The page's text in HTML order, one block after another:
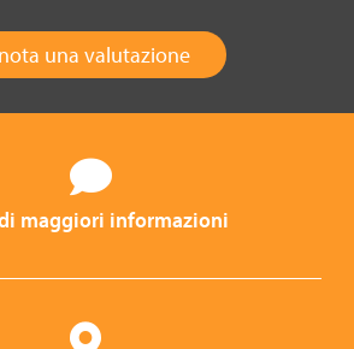
una valutazione
maggiori informazioni